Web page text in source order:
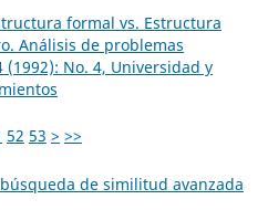
formal vs. Estructura
Análisis de problemas
No. 4, Universidad y
52 53 > >>
de similitud avanzada